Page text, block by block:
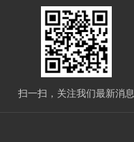
扫一扫，关注我们最新消息